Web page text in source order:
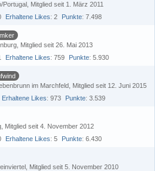
Portugal Mitglied seit 1. März 2011
Erhaltene Likes 2 Punkte 7.498
Mitglied seit 26. Mai 2013
Erhaltene Likes 759 Punkte 5.930
im Marchfeld Mitglied seit 12. Juni 2015
Erhaltene Likes 973 Punkte 3.539
Mitglied seit 4. November 2012
Erhaltene Likes 5 Punkte 6.430
Mitglied seit 5. November 2010